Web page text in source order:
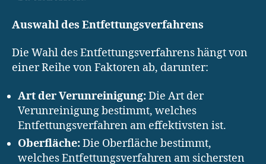
Auswahl des Entfettungsverfahrens
Die Wahl des Entfettungsverfahrens hängt von
einer Reihe von Faktoren ab, darunter:
Art der Verunreinigung:Die Art der
Verunreinigung bestimmt, welches
Entfettungsverfahren am effektivsten ist.
Oberfläche:Die Oberfläche bestimmt,
welches Entfettungsverfahren am sichersten